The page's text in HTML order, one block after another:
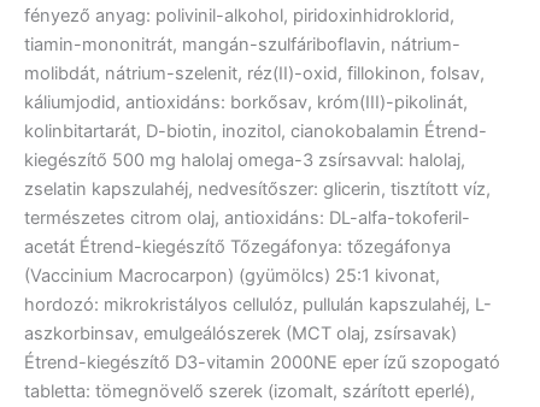
fényező anyag: polivinil-alkohol, piridoxinhidroklorid,
tiamin-mononitrát, mangán-szulfáriboflavin, nátrium-
molibdát, nátrium-szelenit, réz(II)-oxid, fillokinon, folsav,
káliumjodid, antioxidáns: borkősav, króm(III)-pikolinát,
kolinbitartarát, D-biotin, inozitol, cianokobalamin Étrend-
kiegészítő 500 mg halolaj omega-3 zsírsavval: halolaj,
zselatin kapszulahéj, nedvesítőszer: glicerin, tisztított víz,
természetes citrom olaj, antioxidáns: DL-alfa-tokoferil-
acetát Étrend-kiegészítő Tőzegáfonya: tőzegáfonya
(Vaccinium Macrocarpon) (gyümölcs) 25:1 kivonat,
hordozó: mikrokristályos cellulóz, pullulán kapszulahéj, L-
aszkorbinsav, emulgeálószerek (MCT olaj, zsírsavak)
Étrend-kiegészítő D3-vitamin 2000NE eper ízű szopogató
tabletta: tömegnövelő szerek (izomalt, szárított eperlé),